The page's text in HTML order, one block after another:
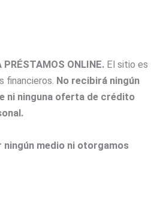
PRÉSTAMOS ONLINE. El sitio es
financieros. No recibirá ningún
ni ninguna oferta de crédito
medio ni otorgamos